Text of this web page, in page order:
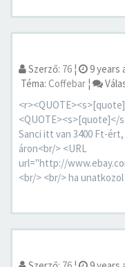
Szerző: 76 ¦ 9 years
Téma: Coffebar ¦
<QUOTE><s>[quote]</
Sanci itt van 3400 Ft-
áron<br/> <URL
url="http://
<br/> <br/> ha